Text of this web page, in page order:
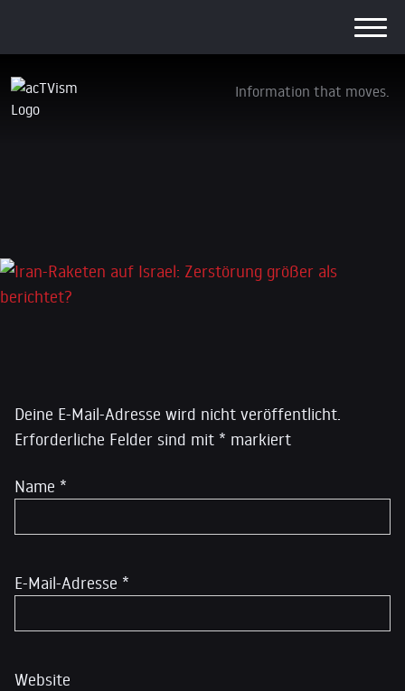
Information that moves.
Iran-Raketen auf Israel: Zerstörung größer
Deine E-Mail-Adresse wird nicht veröffentlicht.
Erforderliche Felder sind mit * markiert
Name *
E-Mail-Adresse *
Website